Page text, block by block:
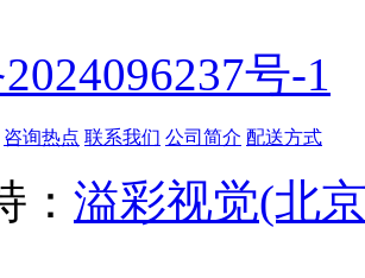
号-1
咨询热点 联系我们 公司简介 配送方式
： 溢彩视觉(北